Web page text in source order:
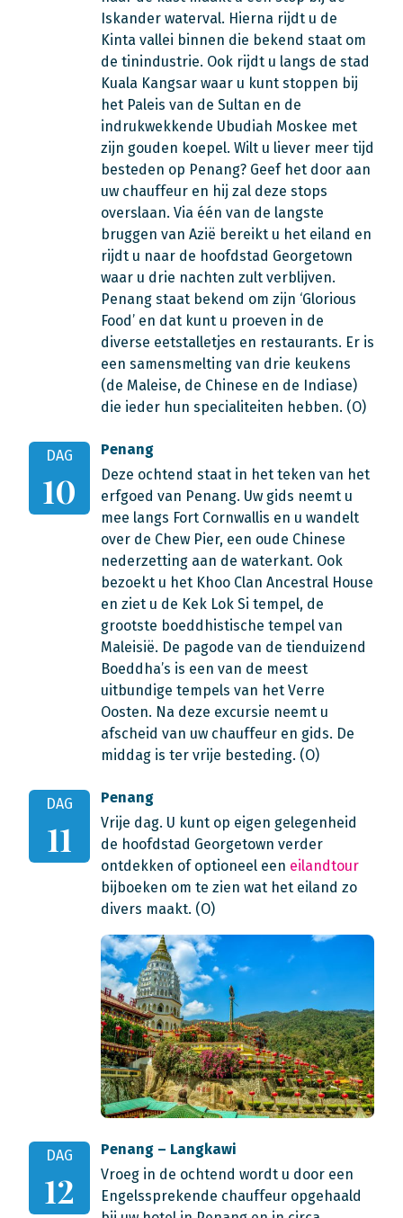
Iskander waterval. Hierna rijdt u de
Kinta vallei binnen die bekend staat om
de tinindustrie. Ook rijdt u langs de stad
Kuala Kangsar waar u kunt stoppen bij
het Paleis van de Sultan en de
indrukwekkende Ubudiah Moskee met
zijn gouden koepel. Wilt u liever meer tijd
besteden op Penang? Geef het door aan
uw chauffeur en hij zal deze stops
overslaan. Via één van de langste
bruggen van Azië bereikt u het eiland en
rijdt u naar de hoofdstad Georgetown
waar u drie nachten zult verblijven.
Penang staat bekend om zijn ‘Glorious
Food’ en dat kunt u proeven in de
diverse eetstalletjes en restaurants. Er is
een samensmelting van drie keukens
(de Maleise, de Chinese en de Indiase)
die ieder hun specialiteiten hebben. (O)
DAG
10
Penang
Deze ochtend staat in het teken van het
erfgoed van Penang. Uw gids neemt u
mee langs Fort Cornwallis en u wandelt
over de Chew Pier, een oude Chinese
nederzetting aan de waterkant. Ook
bezoekt u het Khoo Clan Ancestral House
en ziet u de Kek Lok Si tempel, de
grootste boeddhistische tempel van
Maleisië. De pagode van de tienduizend
Boeddha’s is een van de meest
uitbundige tempels van het Verre
Oosten. Na deze excursie neemt u
afscheid van uw chauffeur en gids. De
middag is ter vrije besteding. (O)
DAG
11
Penang
Vrije dag. U kunt op eigen gelegenheid
de hoofdstad Georgetown verder
ontdekken of optioneel een eilandtour
bijboeken om te zien wat het eiland zo
divers maakt. (O)
DAG
12
Penang – Langkawi
Vroeg in de ochtend wordt u door een
Engelssprekende chauffeur opgehaald